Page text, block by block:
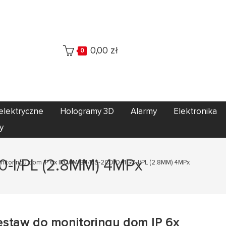
0 0,00 zł
Hologramy 3D Alarmy
Elektronika
I/PL (2.8MM) 4MPx
dom IP 6x IPCAM-B4/DS-2CD1041G0-I/PL (2.8MM) 4MPx
do monitoringu dom IP 6x